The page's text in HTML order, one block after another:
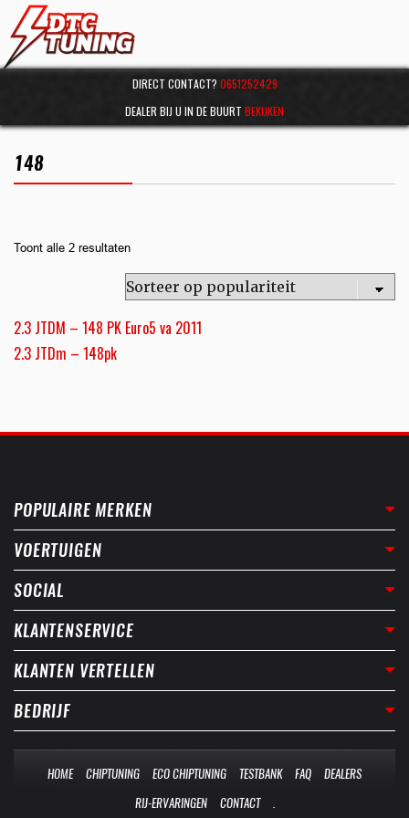
DIRECT CONTACT? 0651252429
DEALER BIJ U IN DE BUURT BEKIJKEN
148
Toont alle 2 resultaten
2.3 JTDM – 148 PK Euro5 va 2011
2.3 JTDm – 148pk
POPULAIRE MERKEN
VOERTUIGEN
SOCIAL
KLANTENSERVICE
KLANTEN VERTELLEN
BEDRIJF
HOME CHIPTUNING ECO CHIPTUNING TESTBANK FAQ
DEALERS
RIJ-ERVARINGEN
CONTACT